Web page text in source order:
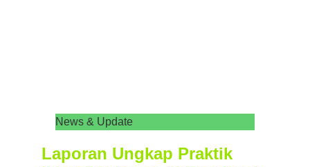
News & Update
Laporan Ungkap Praktik